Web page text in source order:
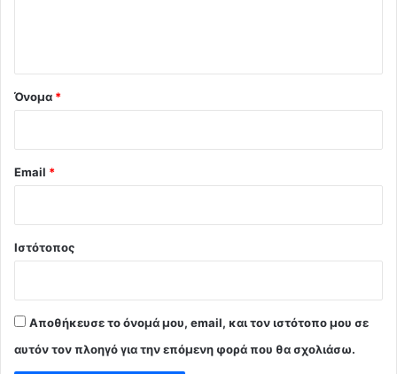
Όνομα *
Email *
Ιστότοπος
Αποθήκευσε το όνομά μου, email, και τον ιστότοπο μου σε
αυτόν τον πλοηγό για την επόμενη φορά που θα σχολιάσω.